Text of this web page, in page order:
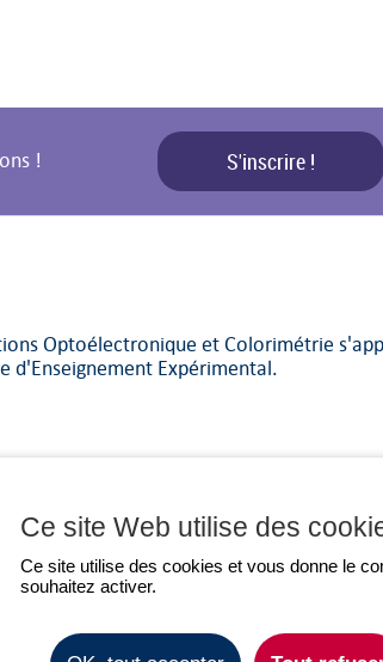
! S'inscrire !
Optoélectronique et Colorimétrie
d'Enseignement Expérimental.
Ce site Web utilise des
Ce site utilise des cookies et vous donne le
souhaitez activer.